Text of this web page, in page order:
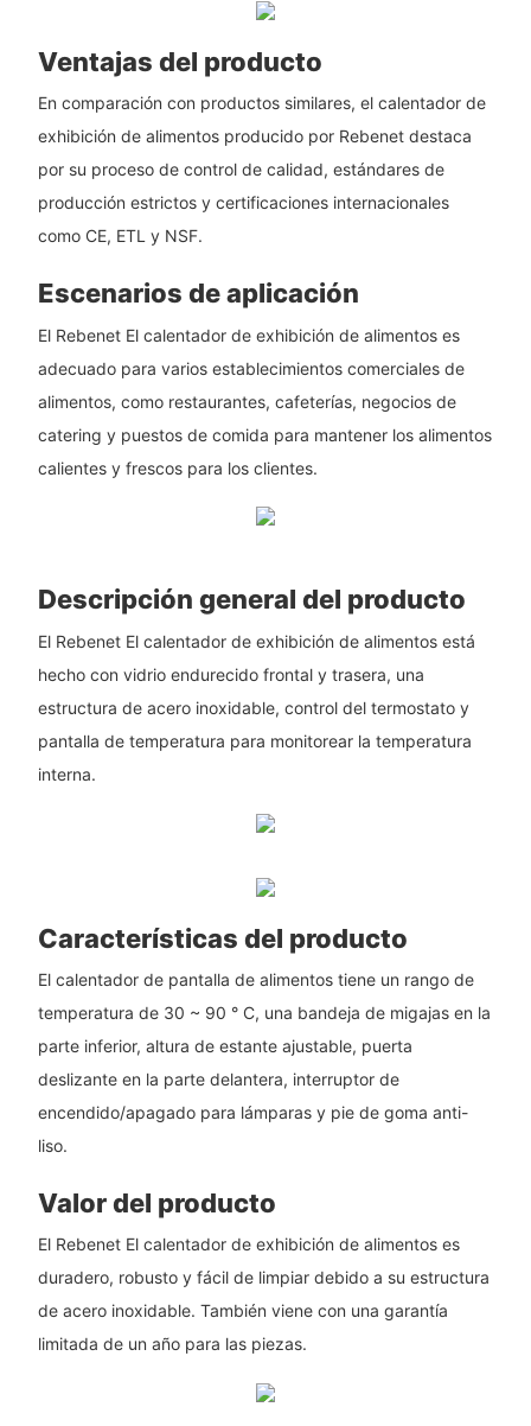
Ventajas del producto
En comparación con productos similares, el calentador de
exhibición de alimentos producido por Rebenet destaca
por su proceso de control de calidad, estándares de
producción estrictos y certificaciones internacionales
como CE, ETL y NSF.
Escenarios de aplicación
El Rebenet El calentador de exhibición de alimentos es
adecuado para varios establecimientos comerciales de
alimentos, como restaurantes, cafeterías, negocios de
catering y puestos de comida para mantener los alimentos
calientes y frescos para los clientes.
Descripción general del producto
El Rebenet El calentador de exhibición de alimentos está
hecho con vidrio endurecido frontal y trasera, una
estructura de acero inoxidable, control del termostato y
pantalla de temperatura para monitorear la temperatura
interna.
Características del producto
El calentador de pantalla de alimentos tiene un rango de
temperatura de 30 ~ 90 ° C, una bandeja de migajas en la
parte inferior, altura de estante ajustable, puerta
deslizante en la parte delantera, interruptor de
encendido/apagado para lámparas y pie de goma anti-
liso.
Valor del producto
El Rebenet El calentador de exhibición de alimentos es
duradero, robusto y fácil de limpiar debido a su estructura
de acero inoxidable. También viene con una garantía
limitada de un año para las piezas.